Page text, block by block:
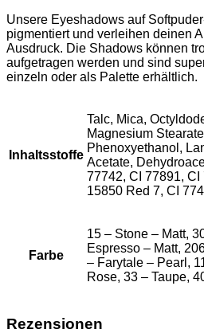
Unsere Eyeshadows auf
pigmentiert und verleihen deinen
Ausdruck. Die Shadows können
aufgetragen werden und sind
einzeln oder als Palette erhältlich.
Inhaltsstoffe
Talc, Mica,
Magnesium
Phenoxyethanol,
Acetate,
77742, CI 77891, CI
15850 Red 7, CI
Farbe
15 – Stone – Matt,
Espresso – Matt,
– Farytale – Pearl,
Rose, 33 – Taupe,
Rezensionen